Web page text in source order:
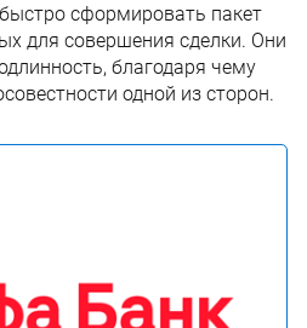
сформировать пакет
для совершения сделки. Они
благодаря чему
одной из сторон.